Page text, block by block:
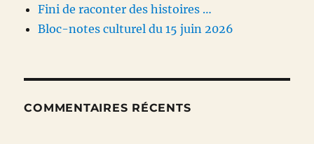
Fini de raconter des histoires …
Bloc-notes culturel du 15 juin 2026
COMMENTAIRES RÉCENTS